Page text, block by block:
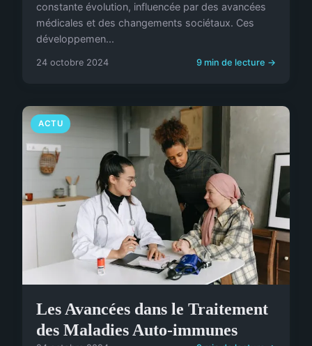
constante évolution, influencée par des avancées
médicales et des changements sociétaux. Ces
développemen...
24 octobre 2024 9 min de lecture →
ACTU
Les Avancées dans le Traitement
des Maladies Auto-immunes